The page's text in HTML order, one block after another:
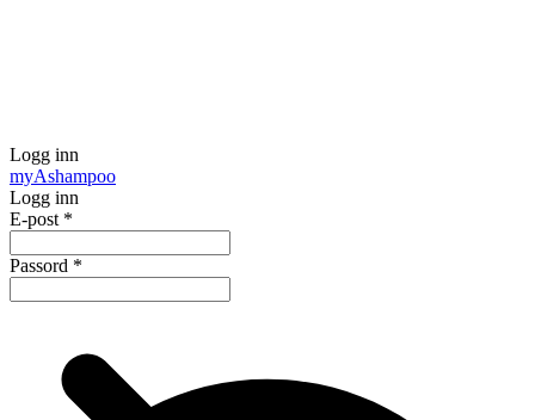
Logg inn
myAshampoo
Logg inn
E-post *
Passord *